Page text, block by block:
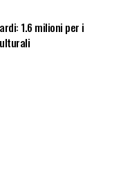
1.6 milioni per i